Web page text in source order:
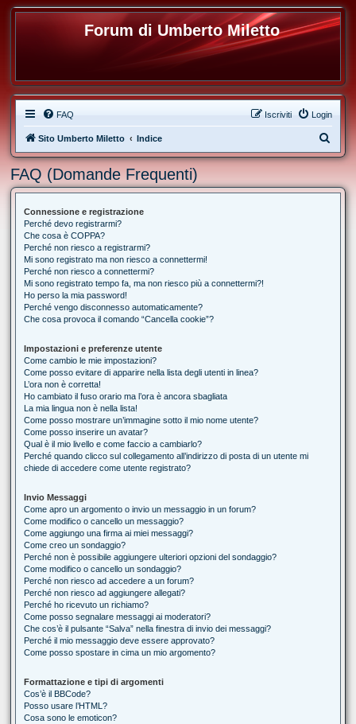
Forum di Umberto Miletto
FAQ Login
Iscriviti
Sito Umberto Miletto Indice
e
c
FAQ (Domande Frequenti)
Connessione e registrazione
Perché devo registrarmi?
Che cosa è COPPA?
Perché non riesco a registrarmi?
Mi sono registrato ma non riesco a connettermi!
Perché non riesco a connettermi?
Mi sono registrato tempo fa, ma non riesco più a connettermi?!
Ho perso la mia password!
Perché vengo disconnesso automaticamente?
Che cosa provoca il comando “Cancella cookie”?
Impostazioni e preferenze utente
Come cambio le mie impostazioni?
Come posso evitare di apparire nella lista degli utenti in linea?
L’ora non è corretta!
Ho cambiato il fuso orario ma l’ora è ancora sbagliata
La mia lingua non è nella lista!
Come posso mostrare un’immagine sotto il mio nome utente?
Come posso inserire un avatar?
Qual è il mio livello e come faccio a cambiarlo?
Perché quando clicco sul collegamento all’indirizzo di posta di un utente mi
chiede di accedere come utente registrato?
Invio Messaggi
Come apro un argomento o invio un messaggio in un forum?
Come modifico o cancello un messaggio?
Come aggiungo una firma ai miei messaggi?
Come creo un sondaggio?
Perché non è possibile aggiungere ulteriori opzioni del sondaggio?
Come modifico o cancello un sondaggio?
Perché non riesco ad accedere a un forum?
Perché non riesco ad aggiungere allegati?
Perché ho ricevuto un richiamo?
Come posso segnalare messaggi ai moderatori?
Che cos’è il pulsante “Salva” nella finestra di invio dei messaggi?
Perché il mio messaggio deve essere approvato?
Come posso spostare in cima un mio argomento?
Formattazione e tipi di argomenti
Cos’è il BBCode?
Posso usare l’HTML?
Cosa sono le emoticon?